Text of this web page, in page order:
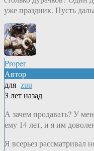
уже праздник. Пусть
Proper
Автор
для zuu
3 лет назад
А зачем продавать? У
ему 14 лет, и я им
Я всерьез